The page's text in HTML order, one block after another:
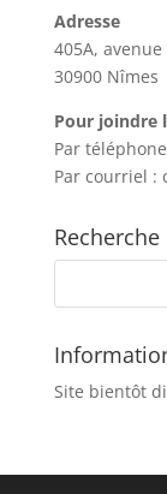
Adresse
405A,
30900 Nîmes
Pour joindre
Par
Par courriel :
Recherche
Site bientôt